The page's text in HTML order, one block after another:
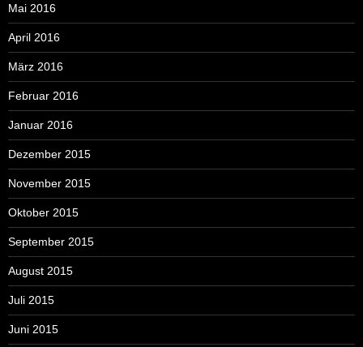
Mai 2016
April 2016
März 2016
Februar 2016
Januar 2016
Dezember 2015
November 2015
Oktober 2015
September 2015
August 2015
Juli 2015
Juni 2015